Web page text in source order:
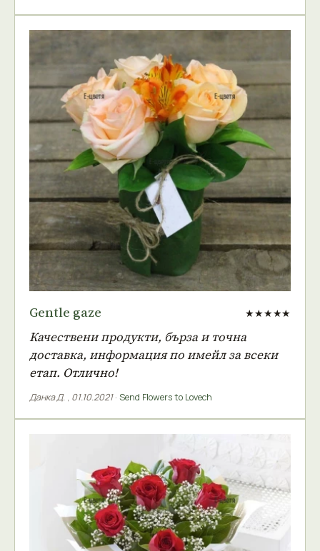
Gentle gaze ★★★★★
Качествени продукти, бърза и точна
доставка, информация по имейл за всеки
етап. Отлично!
Данка Д. , 01.10.2021· Send Flowers to Lovech